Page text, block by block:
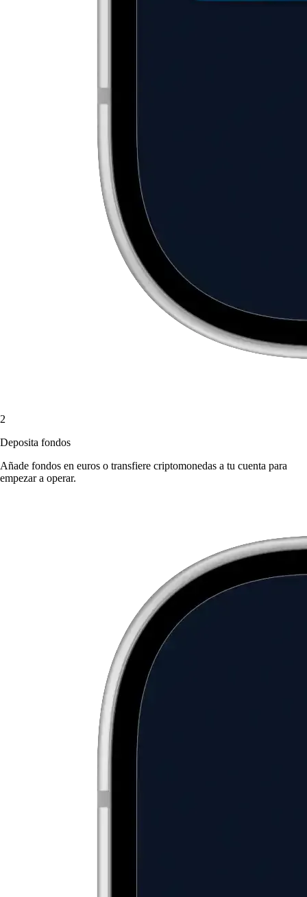
2
Deposita fondos
Añade fondos en euros o transfiere criptomonedas a tu cuenta para
empezar a operar.